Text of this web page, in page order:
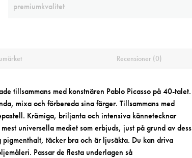
premiumkvalitet
Recensioner (0)
tillsammans med konstnären Pablo Picasso på 40-talet.
mixa och förbereda sina färger. Tillsammans med
Krämiga, briljanta och intensiva kännetecknar
universella mediet som erbjuds, just på grund av dess
täcker bra och är ljusäkta. Du kan driva
Passar de flesta underlagen så